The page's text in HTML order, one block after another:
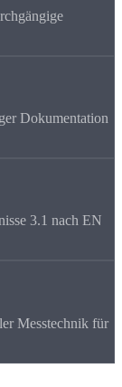
Dokumentation
3.1 nach EN
Messtechnik für